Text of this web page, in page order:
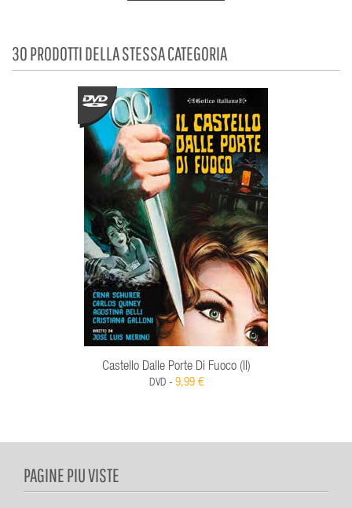
30 PRODOTTI DELLA STESSA CATEGORIA
Castello Dalle Porte Di Fuoco (Il)
DVD - 9,99 €
PAGINE PIU VISTE